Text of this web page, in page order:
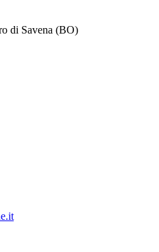
di Savena (BO)